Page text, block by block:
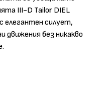
III-D Tailor DIEL
елегантен силует,
движения без никакво